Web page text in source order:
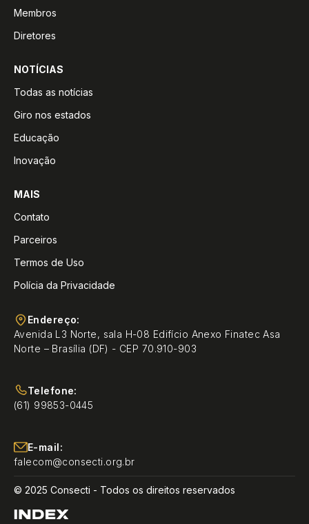
Membros
Diretores
NOTÍCIAS
Todas as notícias
Giro nos estados
Educação
Inovação
MAIS
Contato
Parceiros
Termos de Uso
Polícia da Privacidade
Endereço:
Avenida L3 Norte, sala H-08 Edifício Anexo Finatec Asa
Norte – Brasília (DF) - CEP 70.910-903
Telefone:
(61) 99853-0445
E-mail:
falecom@consecti.org.br
© 2025 Consecti - Todos os direitos reservados